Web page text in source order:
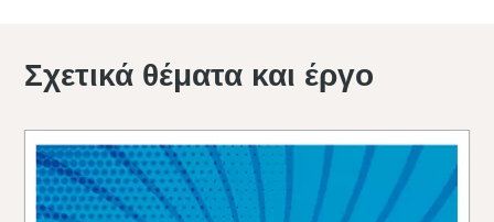
Σχετικά θέματα και έργο